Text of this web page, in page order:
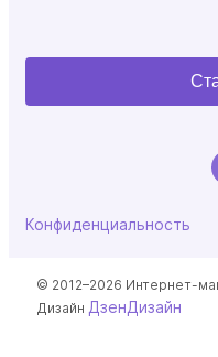
Конфиденциальность
© 2012–2026 Интернет-
Дизайн ДзенДизайн